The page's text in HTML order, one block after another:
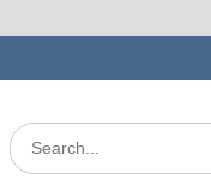
Search
for: